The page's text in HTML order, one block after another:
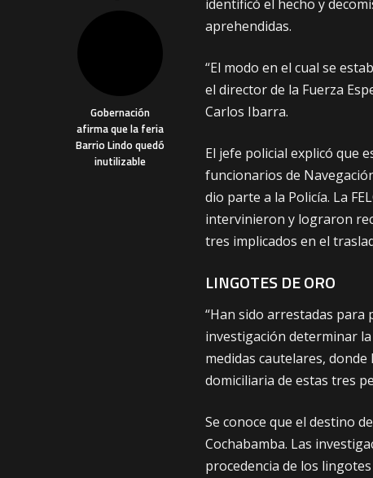
Gobernación
afirma que la feria
Barrio Lindo quedó
inutilizable
identificó el hecho y
aprehendidas.
“El modo en el cual se
el director de la Fuerza
Carlos Ibarra.
El jefe policial explicó que
funcionarios de
dio parte a la Policía. La
intervinieron y lograron
tres implicados en el
LINGOTES DE ORO
“Han sido arrestadas
investigación determinar
medidas cautelares,
domiciliaria de estas tres
Se conoce que el destino
Cochabamba. Las
procedencia de los